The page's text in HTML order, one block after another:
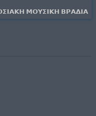
𝝡𝝤𝝪𝝨𝝞𝝟𝝜 𝝗𝝦𝝖𝝙𝝞𝝖